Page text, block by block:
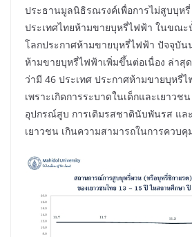
ประธานมูลนิธิรณรงค์เพื่อการไม่สูบบุห
ประเทศไทยห้ามขายบุหรี่ไฟฟ้า ในขณะ
โลกประกาศห้ามขายบุหรี่ไฟฟ้า ปัจจุบัน
ห้ามขายบุหรี่ไฟฟ้าเพิ่มขึ้นต่อเนื่อง ล่าสุ
ว่ามี 46 ประเทศ ประกาศห้ามขายบุหรี่
เพราะเกิดการระบาดในเด็กและเยาวช
อุปกรณ์สูบ การเติมรสชาตินับพันรส แล
เยาวชน เกินความสามารถในการควบคุ